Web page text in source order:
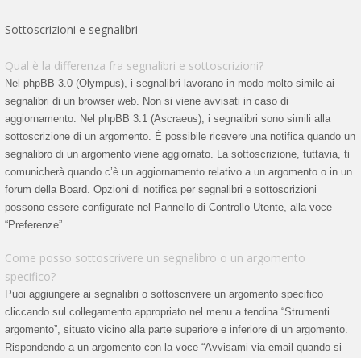
Sottoscrizioni e segnalibri
Qual è la differenza fra segnalibri e sottoscrizioni?
Nel phpBB 3.0 (Olympus), i segnalibri lavorano in modo molto simile ai
segnalibri di un browser web. Non si viene avvisati in caso di
aggiornamento. Nel phpBB 3.1 (Ascraeus), i segnalibri sono simili alla
sottoscrizione di un argomento. È possibile ricevere una notifica quando un
segnalibro di un argomento viene aggiornato. La sottoscrizione, tuttavia, ti
comunicherà quando c’è un aggiornamento relativo a un argomento o in un
forum della Board. Opzioni di notifica per segnalibri e sottoscrizioni
possono essere configurate nel Pannello di Controllo Utente, alla voce
“Preferenze”.
Come posso sottoscrivere un segnalibro o un argomento
specifico?
Puoi aggiungere ai segnalibri o sottoscrivere un argomento specifico
cliccando sul collegamento appropriato nel menu a tendina “Strumenti
argomento”, situato vicino alla parte superiore e inferiore di un argomento.
Rispondendo a un argomento con la voce “Avvisami via email quando si